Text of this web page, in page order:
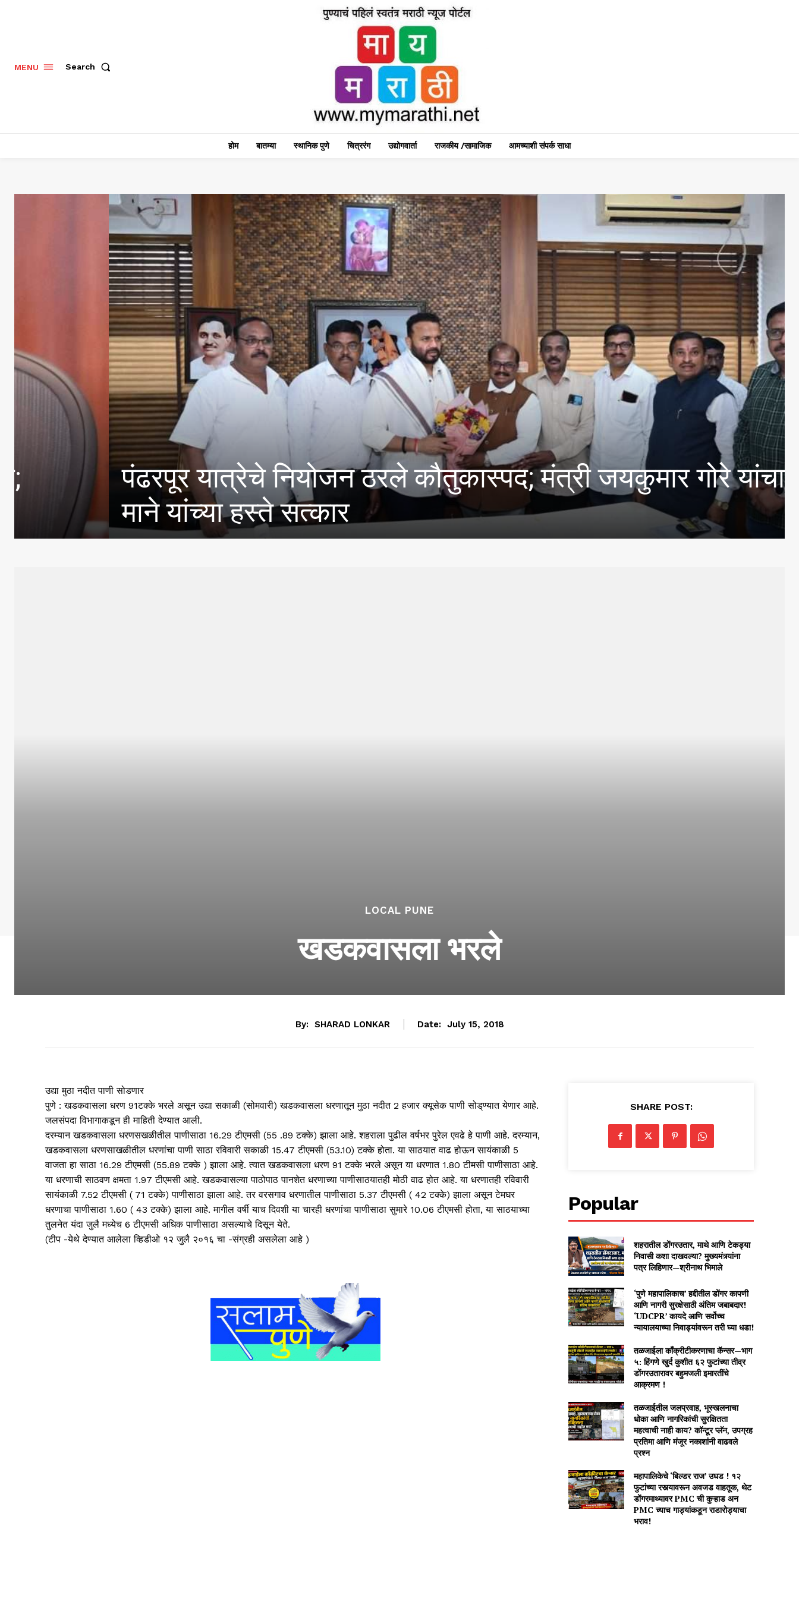
MENU Search
होम बातम्या स्थानिक पुणे चित्ररंग उद्योगवार्ता राजकीय /सामाजिक आमच्याशी संपर्क साधा
पंढरपूर यात्रेचे नियोजन ठरले कौतुकास्पद; मंत्री जयकुमार गोरे यांचा राजा
माने यांच्या हस्ते सत्कार
LOCAL PUNE
खडकवासला भरले
By: SHARAD LONKAR Date: July 15, 2018
उद्या मुठा नदीत पाणी सोडणार
पुणे : खडकवासला धरण 91टक्के भरले असून उद्या सकाळी (सोमवारी) खडकवासला धरणातून मुठा नदीत 2 हजार क्‍यूसेक पाणी सोड्‌ण्यात येणार आहे.
जलसंपदा विभागाकडून ही माहिती देण्यात आली.
दरम्यान खडकवासला धरणसखळीतील पाणीसाठा 16.29 टीएमसी (55 .89 टक्‍के) झाला आहे. शहराला पुढील वर्षभर पुरेल एवढे हे पाणी आहे. दरम्यान,
खडकवासला धरणसाखळीतील धरणांचा पाणी साठा रविवारी सकाळी 15.47 टीएमसी (53.10) टक्के होता. या साठयात वाढ होऊन सायंकाळी 5
वाजता हा साठा 16.29 टीएमसी (55.89 टक्के ) झाला आहे. त्यात खडकवासला धरण 91 टक्के भरले असून या धरणात 1.80 टीमसी पाणीसाठा आहे.
या धरणाची साठवण क्षमता 1.97 टीएमसी आहे. खडकवासल्या पाठोपाठ पानशेत धरणाच्या पाणीसाठयातही मोठी वाढ होत आहे. या धरणातही रविवारी
सायंकाळी 7.52 टीएमसी ( 71 टक्के) पाणीसाठा झाला आहे. तर वरसगाव धरणातील पाणीसाठा 5.37 टीएमसी ( 42 टक्के) झाला असून टेमघर
धरणाचा पाणीसाठा 1.60 ( 43 टक्के) झाला आहे. मागील वर्षी याच दिवशी या चारही धरणांचा पाणीसाठा सुमारे 10.06 टीएमसी होता, या साठयाच्या
तुलनेत यंदा जुलै मध्येच 6 टीएमसी अधिक पाणीसाठा असल्याचे दिसून येते.
(टीप -येथे देण्यात आलेला व्हिडीओ १२ जुलै २०१६ चा -संग्रही असलेला आहे )
SHARE POST:
Popular
शहरातील डोंगरउतार, माथे आणि टेकड्या
निवासी कशा दाखवल्या? मुख्यमंत्र्यांना
पत्र लिहिणार—श्रीनाथ भिमाले
‘पुणे महापालिकाच’ हद्दीतील डोंगर कापणी
आणि नागरी सुरक्षेसाठी अंतिम जबाबदार!
‘UDCPR’ कायदे आणि सर्वोच्च
न्यायालयाच्या निवाड्यांवरून तरी घ्या धडा!
तळजाईला काँक्रीटीकरणाचा कॅन्सर—भाग
५: हिंगणे खुर्द कुशीत ६२ फुटांच्या तीव्र
डोंगरउतारावर बहुमजली इमारतींचे
आक्रमण !
तळजाईतील जलप्रवाह, भूस्खलनाचा
धोका आणि नागरिकांची सुरक्षितता
महत्वाची नाही काय? कॉन्टूर प्लॅन, उपग्रह
प्रतिमा आणि मंजूर नकाशांनी वाढवले
प्रश्न
महापालिकेचे ‘बिल्डर राज’ उघड ! १२
फुटांच्या रस्त्यावरून अवजड वाहतूक, थेट
डोंगरमाथ्यावर PMC ची कुऱ्हाड अन
PMC च्याच गाड्यांकडून राडारोड्याचा
भराव!